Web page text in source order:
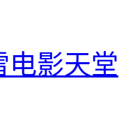
电影天堂